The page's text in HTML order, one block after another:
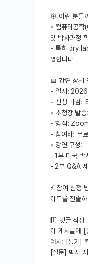
🎯 이런 분들
• 컴퓨터공
및 박사과정
• 특히 dry
영합니다.
📅 강연 상세
• 일시:
• 신청 마감:
• 초청장 발
• 형식:
• 참여비: 무료
• 강연 구성:
- 1부 미국 박
- 2부 Q&A
⚡ 참여 신청
이트를 진솔
1️⃣ 댓글 작성
이 게시글에 [
예시: [동기]
[질문] 박사